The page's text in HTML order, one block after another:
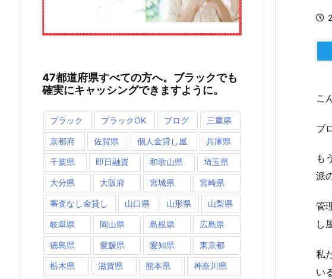
こ
ブ
も
派
管
し
私
い
47都道府県すべての方へ。ブラックでも
確実にキャッシングできますように。
ブラック ブラックOK ブログ 三重県
京都府 佐賀県 個人金貸し屋 兵庫県
千葉県 即日融資 和歌山県 埼玉県
大分県 大阪府 宮城県 宮崎県
審査なし金貸し 山口県 山形県 山梨県
岐阜県 岡山県 島根県 広島県
徳島県 愛媛県 愛知県 東京都
栃木県 滋賀県 熊本県 神奈川県